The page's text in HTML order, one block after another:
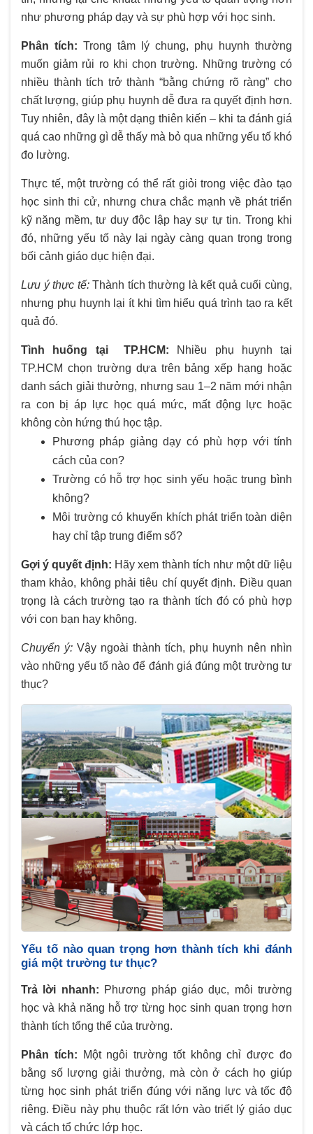
như phương pháp dạy và sự phù hợp với học sinh.
Phân tích: Trong tâm lý chung, phụ huynh thường
muốn giảm rủi ro khi chọn trường. Những trường có
nhiều thành tích trở thành “bằng chứng rõ ràng” cho
chất lượng, giúp phụ huynh dễ đưa ra quyết định hơn.
Tuy nhiên, đây là một dạng thiên kiến – khi ta đánh giá
quá cao những gì dễ thấy mà bỏ qua những yếu tố khó
đo lường.
Thực tế, một trường có thể rất giỏi trong việc đào tạo
học sinh thi cử, nhưng chưa chắc mạnh về phát triển
kỹ năng mềm, tư duy độc lập hay sự tự tin. Trong khi
đó, những yếu tố này lại ngày càng quan trọng trong
bối cảnh giáo dục hiện đại.
Lưu ý thực tế:Thành tích thường là kết quả cuối cùng,
nhưng phụ huynh lại ít khi tìm hiểu quá trình tạo ra kết
quả đó.
Tình huống tại TP.HCM: Nhiều phụ huynh tại
TP.HCM chọn trường dựa trên bảng xếp hạng hoặc
danh sách giải thưởng, nhưng sau 1–2 năm mới nhận
ra con bị áp lực học quá mức, mất động lực hoặc
không còn hứng thú học tập.
Phương pháp giảng dạy có phù hợp với tính
cách của con?
Trường có hỗ trợ học sinh yếu hoặc trung bình
không?
Môi trường có khuyến khích phát triển toàn diện
hay chỉ tập trung điểm số?
Gợi ý quyết định: Hãy xem thành tích như một dữ liệu
tham khảo, không phải tiêu chí quyết định. Điều quan
trọng là cách trường tạo ra thành tích đó có phù hợp
với con bạn hay không.
Chuyển ý: Vậy ngoài thành tích, phụ huynh nên nhìn
vào những yếu tố nào để đánh giá đúng một trường tư
thục?
Yếu tố nào quan trọng hơn thành tích khi đánh
giá một trường tư thục?
Trả lời nhanh: Phương pháp giáo dục, môi trường
học và khả năng hỗ trợ từng học sinh quan trọng hơn
thành tích tổng thể của trường.
Phân tích: Một ngôi trường tốt không chỉ được đo
bằng số lượng giải thưởng, mà còn ở cách họ giúp
từng học sinh phát triển đúng với năng lực và tốc độ
riêng. Điều này phụ thuộc rất lớn vào triết lý giáo dục
và cách tổ chức lớp học.